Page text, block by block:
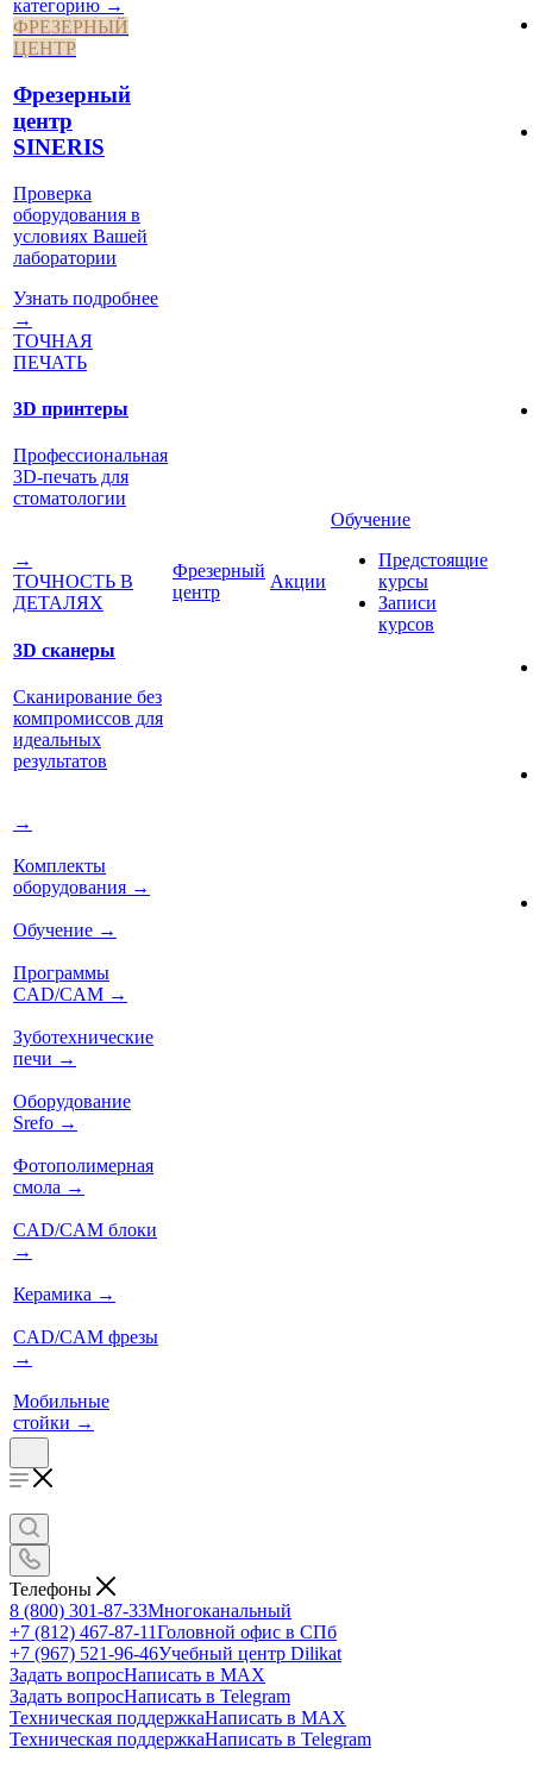
категорию →
ФРЕЗЕРНЫЙ
ЦЕНТР
Фрезерный
центр
SINERIS
Проверка
оборудования в
условиях Вашей
лаборатории
Узнать подробнее
→
ТОЧНАЯ
ПЕЧАТЬ
3D принтеры
Профессиональная
3D-печать для
стоматологии
→
ТОЧНОСТЬ В
ДЕТАЛЯХ
3D сканеры
Сканирование без
компромиссов для
идеальных
результатов
→
Комплекты
оборудования →
Обучение →
Программы
CAD/CAM →
Зуботехнические
печи →
Оборудование
Srefo →
Фотополимерная
смола →
CAD/CAM блоки
→
Керамика →
CAD/CAM фрезы
→
Мобильные
стойки →
Фрезерный
центр
Акции
Обучение
Предстоящие
курсы
Записи
курсов
Телефоны
8 (800) 301-87-33Многоканальный
+7 (812) 467-87-11Головной офис в СПб
+7 (967) 521-96-46Учебный центр Dilikat
Задать вопросНаписать в MAX
Задать вопросНаписать в Telegram
Техническая поддержкаНаписать в MAX
Техническая поддержкаНаписать в Telegram